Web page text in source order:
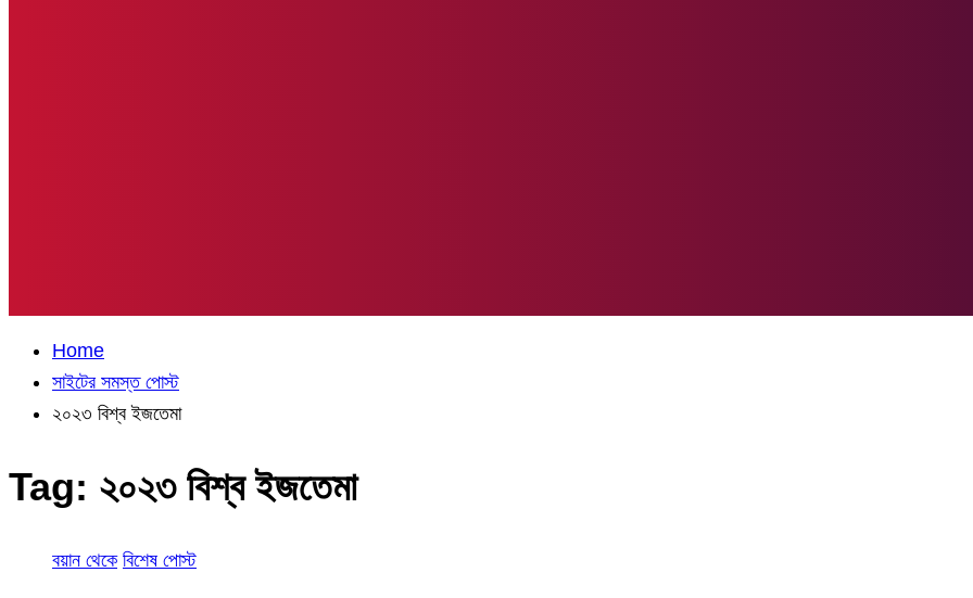
Home
সাইটের সমস্ত পোস্ট
২০২৩ বিশ্ব ইজতেমা
Tag: ২০২৩ বিশ্ব ইজতেমা
বয়ান থেকে বিশেষ পোস্ট